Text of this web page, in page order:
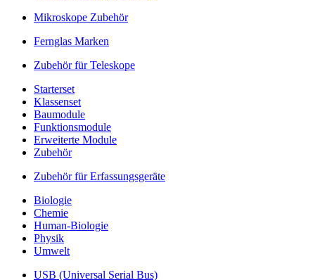
Mikroskope Zubehör
Fernglas Marken
Zubehör für Teleskope
Starterset
Klassenset
Baumodule
Funktionsmodule
Erweiterte Module
Zubehör
Zubehör für Erfassungsgeräte
Biologie
Chemie
Human-Biologie
Physik
Umwelt
USB (Universal Serial Bus)